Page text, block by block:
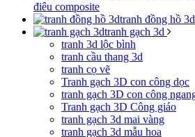
điêu composite
tranh đồng hồ 3d
tranh gạch 3d
tranh 3d lộc bình
tranh cầu thang 3d
tranh cọ vẽ
Tranh gạch 3D con công dọc
tranh gạch 3D con công
Tranh gạch 3D Công giáo
tranh gạch 3d mai vàng
tranh gạch 3d mẫu hoa